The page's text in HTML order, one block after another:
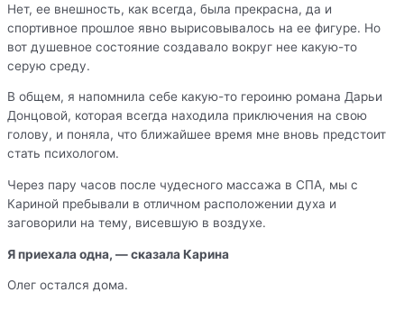
Нет, ее внешность, как всегда, была прекрасна, да и
спортивное прошлое явно вырисовывалось на ее фигуре. Но
вот душевное состояние создавало вокруг нее какую-то
серую среду.
В общем, я напомнила себе какую-то героиню романа Дарьи
Донцовой, которая всегда находила приключения на свою
голову, и поняла, что ближайшее время мне вновь предстоит
стать психологом.
Через пару часов после чудесного массажа в СПА, мы с
Кариной пребывали в отличном расположении духа и
заговорили на тему, висевшую в воздухе.
Я приехала одна, — сказала Карина
Олег остался дома.